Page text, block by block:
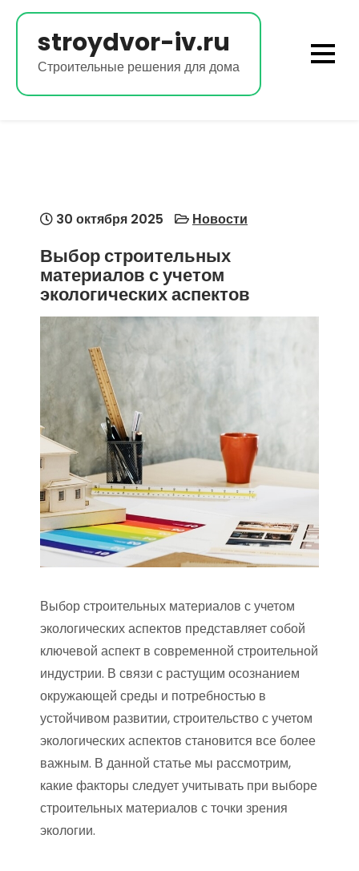
Перейти
содержимому
stroydvor-iv.ru
Строительные решения для дома
30 октября 2025 Новости
Выбор строительных
материалов с учетом
экологических аспектов
Выбор строительных материалов с учетом
экологических аспектов представляет собой
ключевой аспект в современной строительной
индустрии. В связи с растущим осознанием
окружающей среды и потребностью в
устойчивом развитии, строительство с учетом
экологических аспектов становится все более
важным. В данной статье мы рассмотрим,
какие факторы следует учитывать при выборе
строительных материалов с точки зрения
экологии.